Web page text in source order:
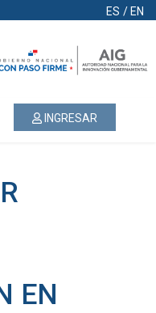
ES / EN
INGRESAR
EN